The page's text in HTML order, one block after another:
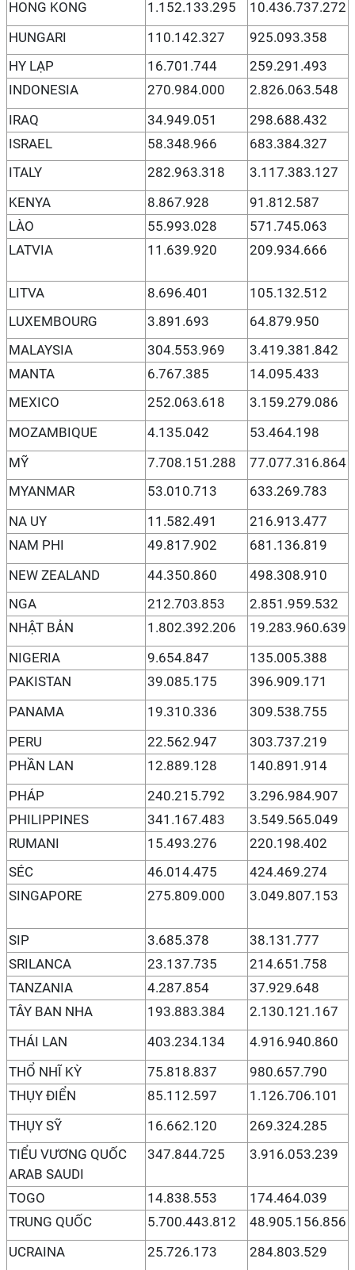
HONG KONG
1.152.133.295
10.436.737.272
HUNGARI
110.142.327
925.093.358
HY LẠP
16.701.744
259.291.493
INDONESIA
270.984.000
2.826.063.548
IRAQ
34.949.051
298.688.432
ISRAEL
58.348.966
683.384.327
ITALY
282.963.318
3.117.383.127
KENYA
8.867.928
91.812.587
LÀO
55.993.028
571.745.063
LATVIA
11.639.920 209.934.666
LITVA 8.696.401
105.132.512
LUXEMBOURG
3.891.693
64.879.950
MALAYSIA
304.553.969
3.419.381.842
MANTA
6.767.385
14.095.433
MEXICO
252.063.618
3.159.279.086
MOZAMBIQUE
4.135.042
53.464.198
MỸ
7.708.151.288
77.077.316.864
MYANMAR
53.010.713
633.269.783
NA UY
11.582.491
216.913.477
NAM PHI
49.817.902
681.136.819
NEW ZEALAND
44.350.860
498.308.910
NGA
212.703.853
2.851.959.532
NHẬT BẢN
1.802.392.206
19.283.960.639
NIGERIA
9.654.847
135.005.388
PAKISTAN
39.085.175
396.909.171
PANAMA
19.310.336
309.538.755
PERU
22.562.947
303.737.219
PHẦN LAN
12.889.128
140.891.914
PHÁP
240.215.792
3.296.984.907
PHILIPPINES
341.167.483
3.549.565.049
RUMANI
15.493.276
220.198.402
SÉC
46.014.475
424.469.274
SINGAPORE
275.809.000 3.049.807.153
SIP 3.685.378
38.131.777
SRILANCA
23.137.735
214.651.758
TANZANIA
4.287.854
37.929.648
TÂY BAN NHA
193.883.384
2.130.121.167
THÁI LAN
403.234.134
4.916.940.860
THỔ NHĨ KỲ
75.818.837
980.657.790
THỤY ĐIỂN
85.112.597
1.126.706.101
THỤY SỸ
16.662.120
269.324.285
TIỂU VƯƠNG QUỐC
ARAB SAUDI
347.844.725 3.916.053.239
TOGO 14.838.553
174.464.039
TRUNG QUỐC
5.700.443.812
48.905.156.856
UCRAINA
25.726.173 284.803.529